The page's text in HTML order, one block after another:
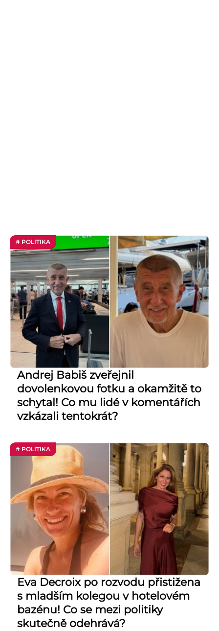
# POLITIKA
Andrej Babiš zveřejnil
dovolenkovou fotku a okamžitě to
schytal! Co mu lidé v komentářích
vzkázali tentokrát?
# POLITIKA
Eva Decroix po rozvodu přistižena
s mladším kolegou v hotelovém
bazénu! Co se mezi politiky
skutečně odehrává?